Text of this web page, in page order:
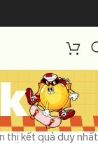
thị kết quả duy nhất